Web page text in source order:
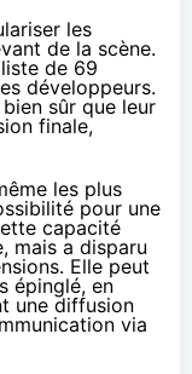
les
de la scène.
de 69
développeurs.
sûr que leur
finale,
les plus
pour une
capacité
mais a disparu
Elle peut
épinglé, en
une diffusion
via